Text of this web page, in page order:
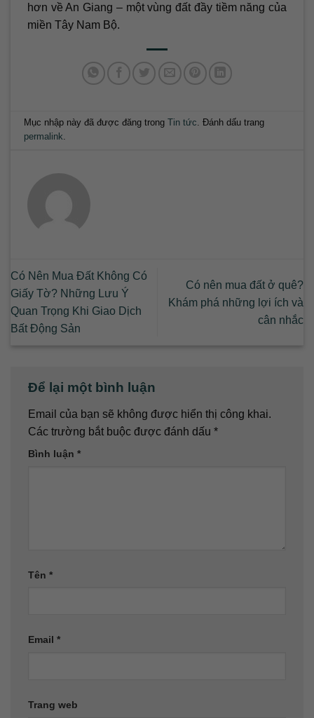
hơn về An Giang – một vùng đất đầy tiềm năng của
miền Tây Nam Bộ.
Mục nhập này đã được đăng trongTin tức. Đánh dấu trang
permalink.
Có Nên Mua Đất Không Có
Giấy Tờ? Những Lưu Ý
Quan Trọng Khi Giao Dịch
Bất Động Sản
Có nên mua đất ở quê?
Khám phá những lợi ích và
cân nhắc
Để lại một bình luận
Email của bạn sẽ không được hiển thị công khai.
Các trường bắt buộc được đánh dấu *
Bình luận *
Tên *
Email *
Trang web